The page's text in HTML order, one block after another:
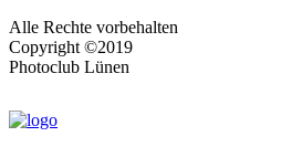
Alle Rechte vorbehalten
Copyright ©2019
Photoclub Lünen